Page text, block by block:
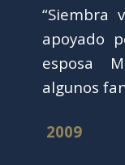
“Siembra
apoyado
esposa
algunos
2009